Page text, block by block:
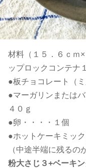
材料（１５．６ｃｍ
ップロックコンテナ
●板チョコレート（
●マーガリンまたは
４０ｇ
●卵・・・・１個
●ホットケーキミッ
（中途半端に残るの
粉大さじ３+ベーキ